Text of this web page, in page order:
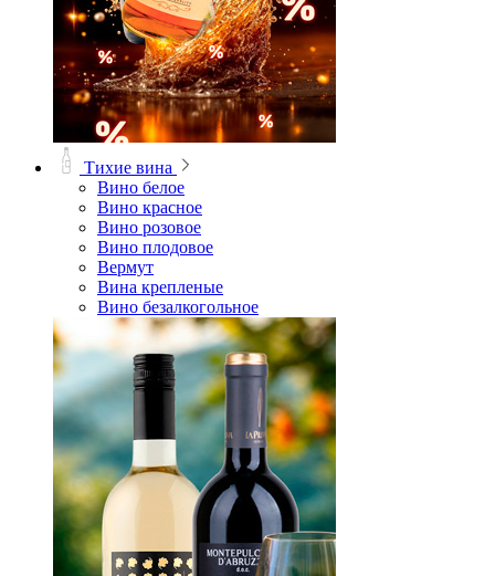
Тихие вина
Вино белое
Вино красное
Вино розовое
Вино плодовое
Вермут
Вина крепленые
Вино безалкогольное